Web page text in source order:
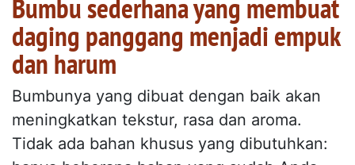
Bumbu sederhana yang membuat
daging panggang menjadi empuk
dan harum
Bumbunya yang dibuat dengan baik akan
meningkatkan tekstur, rasa dan aroma.
Tidak ada bahan khusus yang dibutuhkan: